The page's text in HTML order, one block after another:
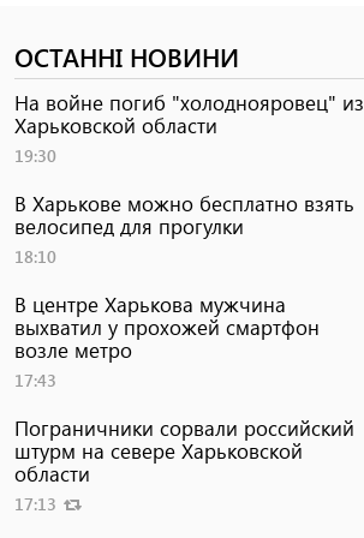
ОСТАННІ НОВИНИ
На войне погиб "холоднояровец" из
Харьковской области
19:30
В Харькове можно бесплатно взять
велосипед для прогулки
18:10
В центре Харькова мужчина
выхватил у прохожей смартфон
возле метро
17:43
Пограничники сорвали российский
штурм на севере Харьковской
области
17:13